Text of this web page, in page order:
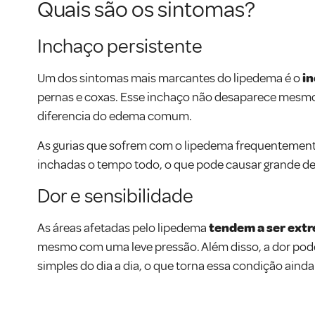
Quais são os sintomas?
Inchaço persistente
Um dos sintomas mais marcantes do lipedema é o
pernas e coxas. Esse inchaço não desaparece
diferencia do edema comum.
As gurias que sofrem com o lipedema
inchadas o tempo todo, o que pode causar grande
Dor e sensibilidade
As áreas afetadas pelo lipedematendem a ser
mesmo com uma leve pressão. Além disso, a dor
simples do dia a dia, o que torna essa condição